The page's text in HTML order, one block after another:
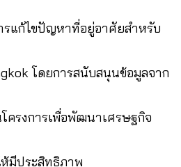
รแก้ไขปัญหาที่อยู่อาศัยสำหรับ
โดยการสนับสนุนข้อมูลจาก
ครงการเพื่อพัฒนาเศรษฐกิจ
มีประสิทธิภาพ